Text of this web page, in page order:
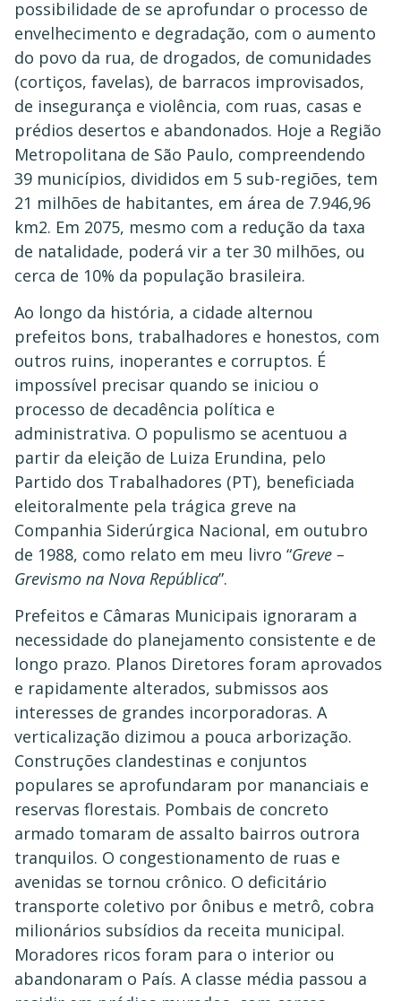
possibilidade de se aprofundar o processo de
envelhecimento e degradação, com o aumento
do povo da rua, de drogados, de comunidades
(cortiços, favelas), de barracos improvisados,
de insegurança e violência, com ruas, casas e
prédios desertos e abandonados. Hoje a Região
Metropolitana de São Paulo, compreendendo
39 municípios, divididos em 5 sub-regiões, tem
21 milhões de habitantes, em área de 7.946,96
km2. Em 2075, mesmo com a redução da taxa
de natalidade, poderá vir a ter 30 milhões, ou
cerca de 10% da população brasileira.
Ao longo da história, a cidade alternou
prefeitos bons, trabalhadores e honestos, com
outros ruins, inoperantes e corruptos. É
impossível precisar quando se iniciou o
processo de decadência política e
administrativa. O populismo se acentuou a
partir da eleição de Luiza Erundina, pelo
Partido dos Trabalhadores (PT), beneficiada
eleitoralmente pela trágica greve na
Companhia Siderúrgica Nacional, em outubro
de 1988, como relato em meu livro “Greve –
Grevismo na Nova República”.
Prefeitos e Câmaras Municipais ignoraram a
necessidade do planejamento consistente e de
longo prazo. Planos Diretores foram aprovados
e rapidamente alterados, submissos aos
interesses de grandes incorporadoras. A
verticalização dizimou a pouca arborização.
Construções clandestinas e conjuntos
populares se aprofundaram por mananciais e
reservas florestais. Pombais de concreto
armado tomaram de assalto bairros outrora
tranquilos. O congestionamento de ruas e
avenidas se tornou crônico. O deficitário
transporte coletivo por ônibus e metrô, cobra
milionários subsídios da receita municipal.
Moradores ricos foram para o interior ou
abandonaram o País. A classe média passou a